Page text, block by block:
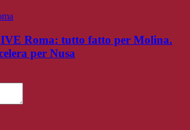
Roma: tutto fatto per Molina.
per Nusa